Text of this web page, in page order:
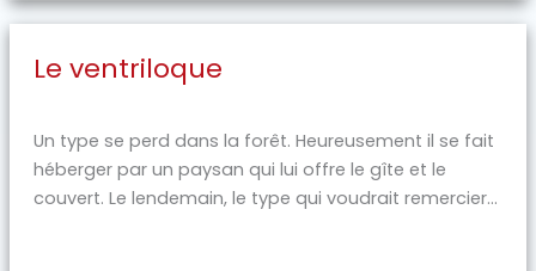
Le ventriloque
Un type se perd dans la forêt. Heureusement il se fait
héberger par un paysan qui lui offre le gîte et le
couvert. Le lendemain, le type qui voudrait remercier...